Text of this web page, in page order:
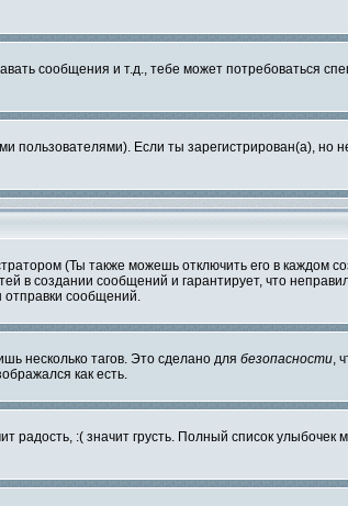
сообщения и т.д., тебе может потребоваться
пользователями). Если ты зарегистрирован(а), но
(Ты также можешь отключить его в каждом
в создании сообщений и гарантирует, что
отправки сообщений.
несколько тагов. Это сделано для безопасности,
как есть.
радость, :( значит грусть. Полный список